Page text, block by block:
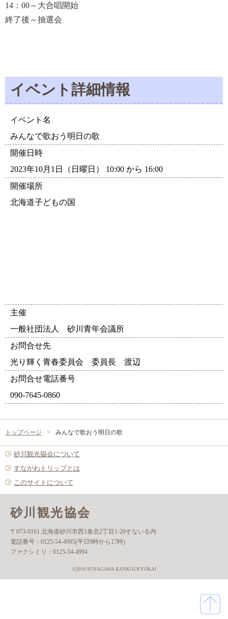
14：00～大合唱開始
終了後～抽選会
イベント詳細情報
イベント名
みんなで歌おう明日の歌
開催日時
2023年10月1日（日曜日） 10:00 から 16:00
開催場所
北海道子どもの国
主催
一般社団法人 砂川青年会議所
お問合せ先
光り輝く青春委員会 委員長 渡辺
お問合せ電話番号
090-7645-0860
トップページ みんなで歌おう明日の歌
砂川観光協会について
すながわトリップとは
このサイトについて
砂川観光協会
〒073-0161 北海道砂川市西1条北2丁目1-20すないる内
電話番号： 0125-54-4995(平日9時から17時)
ファクシミリ： 0125-54-4994
©2016 SUNAGAWA KANKOUKYOKAI